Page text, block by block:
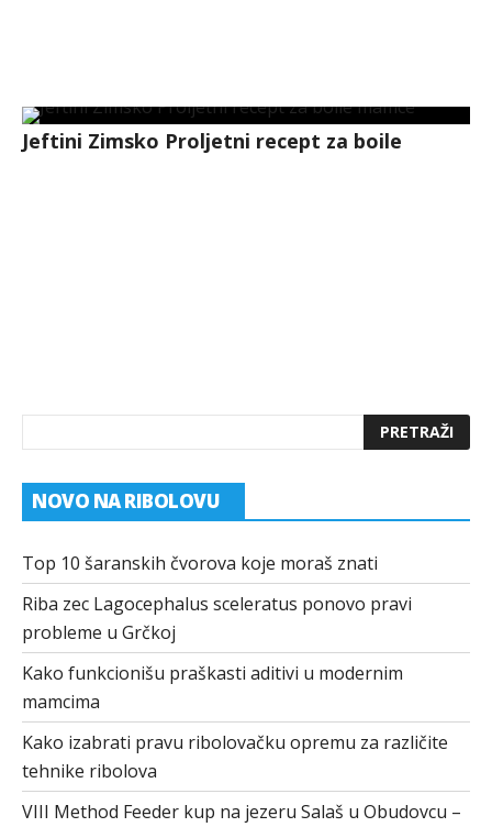
Jeftini Zimsko Proljetni recept za boile
NOVO NA RIBOLOVU
Top 10 šaranskih čvorova koje moraš znati
Riba zec Lagocephalus sceleratus ponovo pravi
probleme u Grčkoj
Kako funkcionišu praškasti aditivi u modernim
mamcima
Kako izabrati pravu ribolovačku opremu za različite
tehnike ribolova
VIII Method Feeder kup na jezeru Salaš u Obudovcu –